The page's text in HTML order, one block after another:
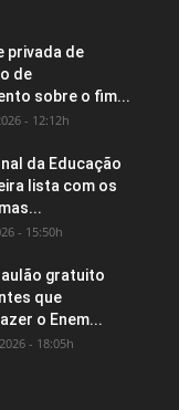
privada de
de
sobre o fim...
- 12:12h
da Educação
lista com os
- 15:50h
gratuito
que
o Enem...
- 18:05h